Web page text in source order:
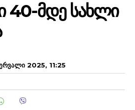
40-ᲛᲓᲔ ᲡᲐᲮᲚᲘ
2025, 11:25